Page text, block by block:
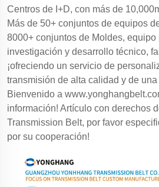
Centros de I+D, con más de
Más de 50+ conjuntos de equipos
8000+ conjuntos de Moldes,
investigación y desarrollo técnico,
¡ofreciendo un servicio de
transmisión de alta calidad y de
Bienvenido a
información! Artículo con derechos
Transmission Belt, por favor
por su cooperación!